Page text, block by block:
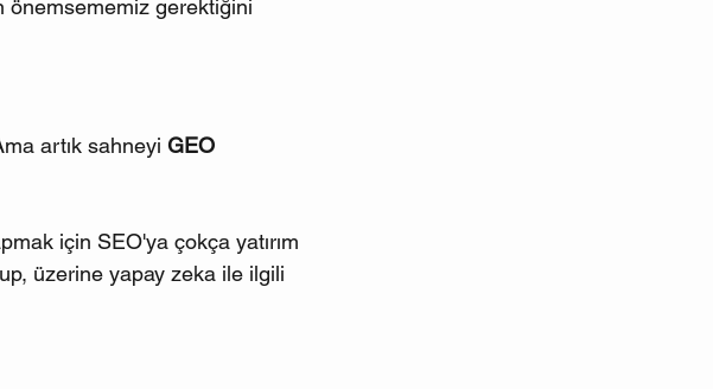
önemsememiz gerektiğini
artık sahneyi GEO
için SEO'ya çokça yatırım
üzerine yapay zeka ile ilgili